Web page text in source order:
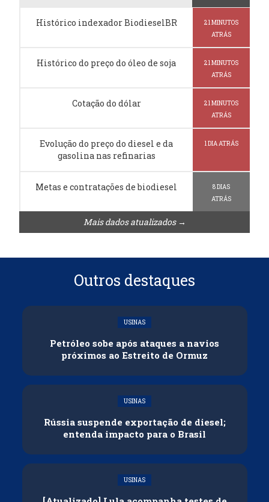
Histórico indexador BiodieselBR
21 MINUTOS
ATRÁS
Histórico do preço do óleo de soja
21 MINUTOS
ATRÁS
Cotação do dólar
21 MINUTOS
ATRÁS
Evolução do preço do diesel e da
gasolina nas refinarias
1 DIA ATRÁS
Metas e contratações de biodiesel
8 DIAS
ATRÁS
Mais dados atualizados →
Outros destaques
USINAS
Petróleo sobe após ataques a navios
próximos ao Estreito de Ormuz
USINAS
Rússia suspende exportação de diesel;
entenda impacto para o Brasil
USINAS